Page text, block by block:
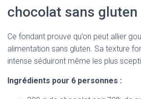
chocolat sans gluten
Ce fondant prouve qu’on peut allier
alimentation sans gluten. Sa texture
intense séduiront même les plus
Ingrédients pour 6 personnes :